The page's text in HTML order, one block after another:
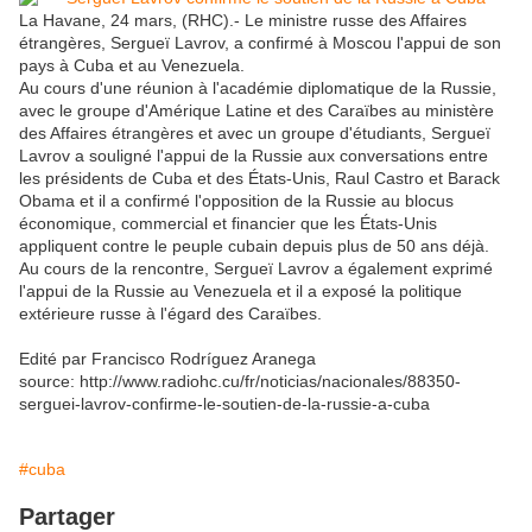
La Havane, 24 mars, (RHC).- Le ministre russe des Affaires
étrangères, Sergueï Lavrov, a confirmé à Moscou l'appui de son
pays à Cuba et au Venezuela.
Au cours d'une réunion à l'académie diplomatique de la Russie,
avec le groupe d'Amérique Latine et des Caraïbes au ministère
des Affaires étrangères et avec un groupe d'étudiants, Sergueï
Lavrov a souligné l'appui de la Russie aux conversations entre
les présidents de Cuba et des États-Unis, Raul Castro et Barack
Obama et il a confirmé l'opposition de la Russie au blocus
économique, commercial et financier que les États-Unis
appliquent contre le peuple cubain depuis plus de 50 ans déjà.
Au cours de la rencontre, Sergueï Lavrov a également exprimé
l'appui de la Russie au Venezuela et il a exposé la politique
extérieure russe à l'égard des Caraïbes.
Edité par Francisco Rodríguez Aranega
source: http://www.radiohc.cu/fr/noticias/nacionales/88350-
serguei-lavrov-confirme-le-soutien-de-la-russie-a-cuba
#cuba
Partager